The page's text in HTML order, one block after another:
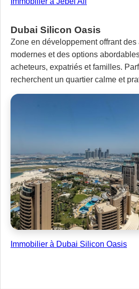
Dubai Silicon Oasis
Zone en développement offrant des
modernes et des options
acheteurs, expatriés et familles.
recherchent un quartier calme et
Immobilier à Dubai Silicon Oasis